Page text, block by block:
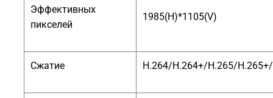
Эффективных
пикселей
1985(H)*1105(V)
Сжатие H.264/H.264+/H.265/